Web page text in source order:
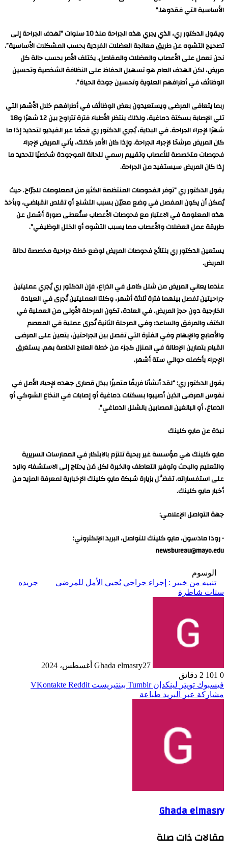
الأساسية التي فقدوها.”
ويقول الدكتور ري، الذي يجري هذه الجراحة منذ 10 سنوات “تهدف الجراحة إلى
تصحيح التشوه عن طريق معالجة العضلات الفردية بحسب المشكلات الأساسية”.
نحن نعمل على الأعصاب والعضلات والمفاصل. يختلف الأمر بحسب حالة كل
مريض، لكن الهدف العام هو تسهيل الحفاظ على النظافة الشخصية وتحسين
الوظائف في أطرافهم العلوية وتحسين جودة الحياة”.
ربما يتعافى المرضى ويستعيدون بعض الوظائف في أطرافهم خلال الأشهر التي
تلي الإصابة بسكتة دماغية، ولذلك ينتظر الأطباء فترة تتراوح بين 12 شهرًا و18
شهرًا لإجراء الجراحة. في البداية، يُجري الدكتور ري فحصًا عبر الفيديو لتحديد إذا ما
كان المريض مرشحًا لإجراء الجراحة. وإذا كان الأمر كذلك، يأتي المريض لإجراء
فحوصات متخصصة للأعصاب وتقييم رسمي للحالة الموجودة شخصيًا لتحديد ما
إذا كان المريض سيستفيد من الجراحة.
يقول الدكتور ري “توفر الفحوصات المنتظمة الكثير من المعلومات للجرّاح. حيث
يُمكن أن يكون المفصل في وضع معيّن بسبب التشنج أو تقلص انقباضي، وبأخذ
هذه المعلومة في الاعتبار مع فحوصات الأعصاب ستُعطى صورة أشمل عن
طريقة عمل العضلات والأعصاب مما يسبب التشوه أو الخلل الوظيفي”.
يستعين الدكتور ري بنتائج فحوصات المريض لوضع خطة جراحية مخصصة لحالة
المريض.
عندما يعاني المريض من شلل كامل في الذراع، فإن الدكتور ري يُجري عمليتين
جراحيتين تفصل بينهما فترة ثلاثة أشهر، وكلتا العمليتين تُجرى في العيادة
الخارجية دون حجز المريض. في العادة، تكون المرحلة الأولى من العملية في
الكتف والمرفق والساعد؛ وفي المرحلة الثانية تُجرى عملية في المعصم
والأصابع والإبهام وفي الفترة التي تفصل بين الجراحتين، يتعين على المرضى
القيام بتمارين الإطالة في المنزل كجزء من خطة العلاج الخاصة بهم. يستغرق
الإجراء بأكمله حوالي ستة أشهر.
يقول الدكتور ري: “لقد أنشأنا فريقًا متميزًا يبذل قصارى جهده لإحياء الأمل في
نفوس المرضى الذين أصيبوا بسكتات دماغية أو إصابات في النخاع الشوكي أو
الدماغ، أو البالغين المصابين بالشلل الدماغي”.
نبذة عن مايو كلينك
مايو كلينك هي مؤسسة غير ربحية تلتزم بالابتكار في الممارسات السريرية
والتعليم والبحث وتوفير التعاطف والخبرة لكل مَن يحتاج إلى الاستشفاء والرد
على استفساراته. تفضَّل بزيارة شبكة مايو كلينك الإخبارية لمعرفة المزيد من
أخبار مايو كلينك.
جهة التواصل الإعلامي:
• رودا مادسون، مايو كلينك للتواصل، البريد الإلكتروني:
newsbureau@mayo.edu
الوسوم
تنبيه من خبير : إجراء جراحي يُحيي الأمل للمرضى
جريده
ستات شاطرة
Ghada elmasry27 أغسطس، 2024
0
2 دقائق
فيسبوك تويتر لينكدإن بينتيريست
مشاركة عبر البريد طباعة
Ghada elmasry
مقالات ذات صلة